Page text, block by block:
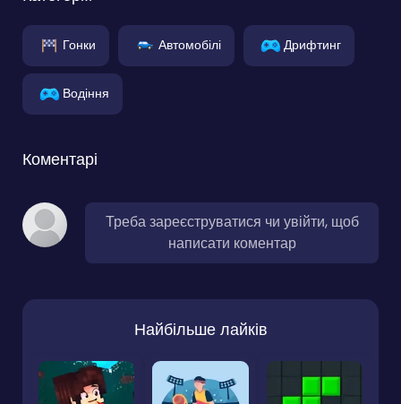
Гонки Автомобілі Дрифтинг
Водіння
Коментарі
Треба зареєструватися чи увійти, щоб
написати коментар
Найбільше лайків